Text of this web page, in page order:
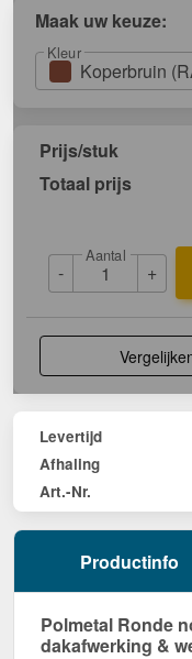
Maak uw keuze:
Kleur
Koperbruin
Prijs/stuk
Totaal prijs
-
Aantal
+
Levertijd
Afhaling
Art.-Nr.
Productinfo
Polmetal Ronde
dakafwerking &